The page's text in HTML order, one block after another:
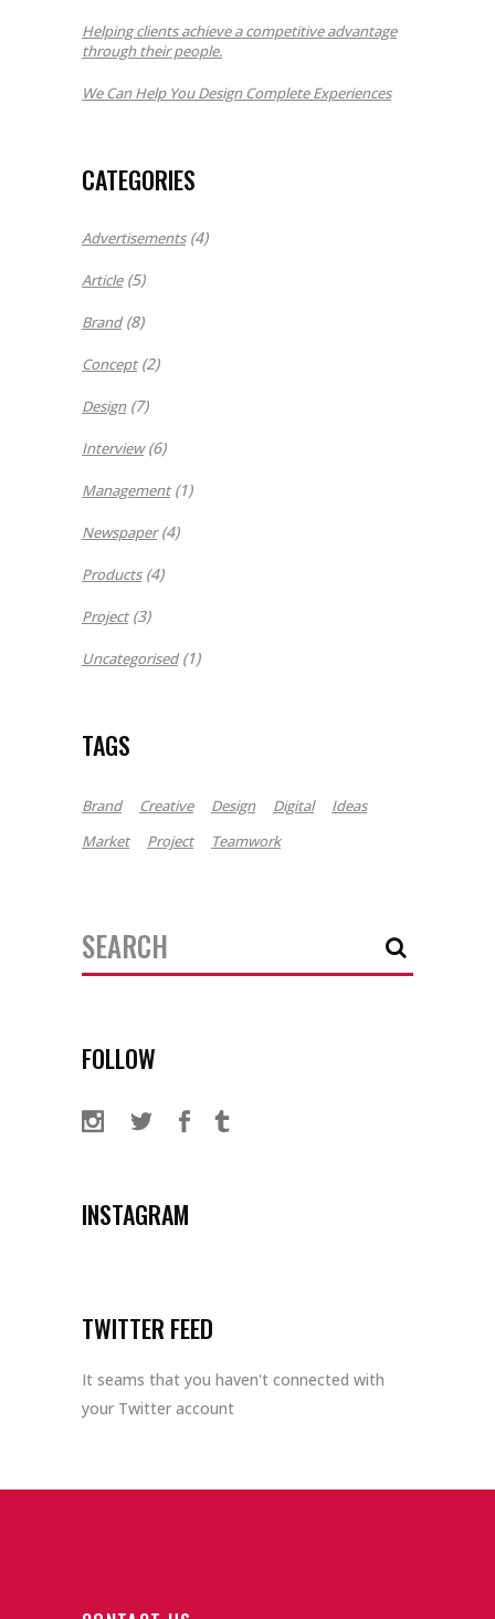
Helping clients achieve a competitive advantage
through their people.
We Can Help You Design Complete Experiences
CATEGORIES
Advertisements(4)
Article(5)
Brand(8)
Concept(2)
Design(7)
Interview(6)
Management(1)
Newspaper(4)
Products(4)
Project(3)
Uncategorised(1)
TAGS
Brand Creative Design Digital
Ideas
Market
Project Teamwork
Search
for:
FOLLOW
INSTAGRAM
TWITTER FEED
It seams that you haven't connected with
your Twitter account